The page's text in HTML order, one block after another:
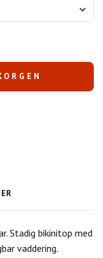
Stadig bikinitop med
vaddering.